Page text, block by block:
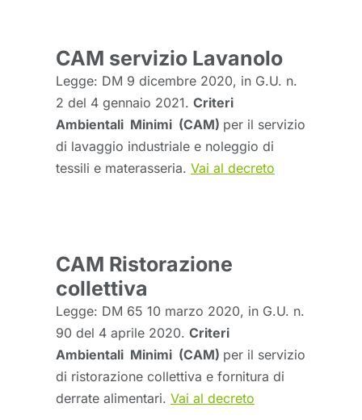
CAM servizio Lavanolo
Legge: DM 9 dicembre 2020, in G.U. n.
2 del 4 gennaio 2021. Criteri
Ambientali Minimi (CAM) per il servizio
di lavaggio industriale e noleggio di
tessili e materasseria. Vai al decreto
CAM Ristorazione
collettiva
Legge: DM 65 10 marzo 2020, in G.U. n.
90 del 4 aprile 2020. Criteri
Ambientali Minimi (CAM) per il servizio
di ristorazione collettiva e fornitura di
derrate alimentari. Vai al decreto